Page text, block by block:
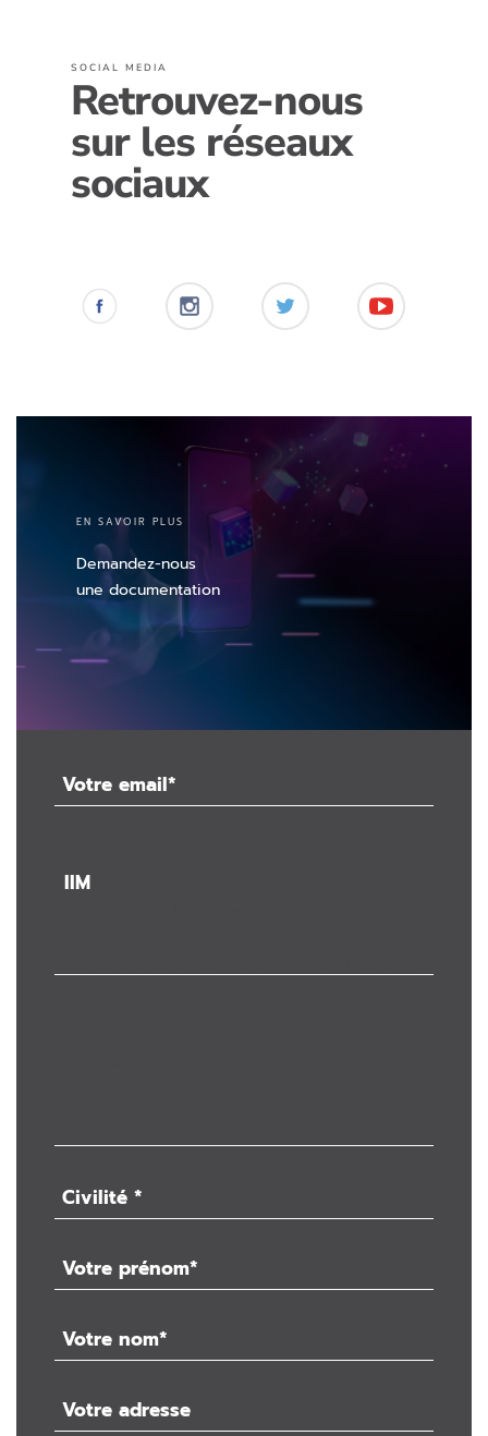
SOCIAL MEDIA
Retrouvez-nous
sur les réseaux
sociaux
EN SAVOIR PLUS
Demandez-nous
une documentation